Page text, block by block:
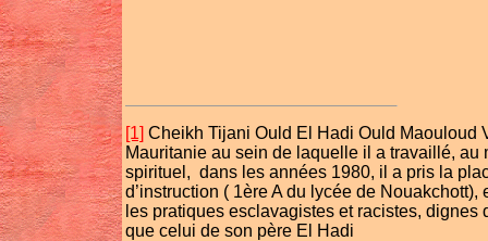
[1] Cheikh Tijani Ould El Hadi Ould Maouloud
Mauritanie au sein de laquelle il a travaillé,
spirituel, dans les années 1980, il a pris la
d’instruction ( 1ère A du lycée de
les pratiques esclavagistes et racistes,
que celui de son père El Hadi